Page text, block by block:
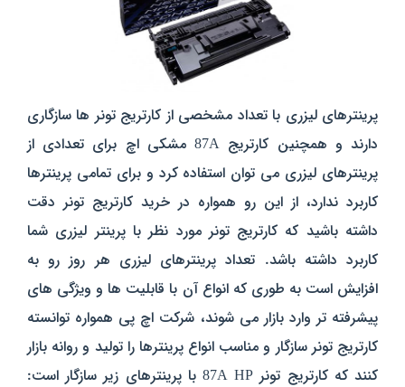
پرینترهای لیزری با تعداد مشخصی از کارتریج تونر ها سازگاری
دارند و همچنین کارتریج 87A مشکی اچ برای تعدادی از
پرینترهای لیزری می توان استفاده کرد و برای تمامی پرینترها
کاربرد ندارد، از این رو همواره در خرید کارتریج تونر دقت
داشته باشید که کارتریج تونر مورد نظر با پرینتر لیزری شما
کاربرد داشته باشد. تعداد پرینترهای لیزری هر روز رو به
افزایش است به طوری که انواع آن با قابلیت ها و ویژگی های
پیشرفته تر وارد بازار می شوند، شرکت اچ پی همواره توانسته
کارتریج تونر سازگار و مناسب انواع پرینترها را تولید و روانه بازار
کنند که کارتریج تونر 87A HP با پرینترهای زیر سازگار است: